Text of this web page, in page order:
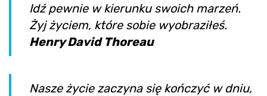
Idź pewnie w kierunku swoich marzeń.
Żyj życiem, które sobie wyobraziłeś.
Henry David Thoreau
Nasze życie zaczyna się kończyć w dniu,